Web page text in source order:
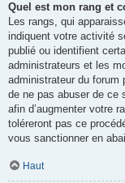
Quel est mon rang et
Les rangs, qui
indiquent votre activité
publié ou identifient
administrateurs et les
administrateur du forum
de ne pas abuser de ce
afin d’augmenter votre
toléreront pas ce
vous sanctionner en
Haut